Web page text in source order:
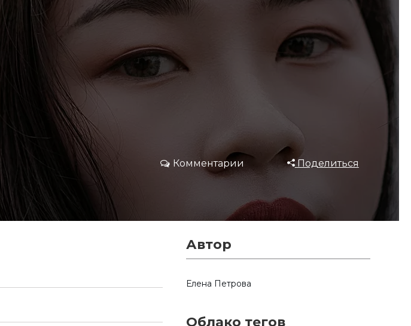
Комментарии Поделиться
Автор
Елена Петрова
Облако тегов